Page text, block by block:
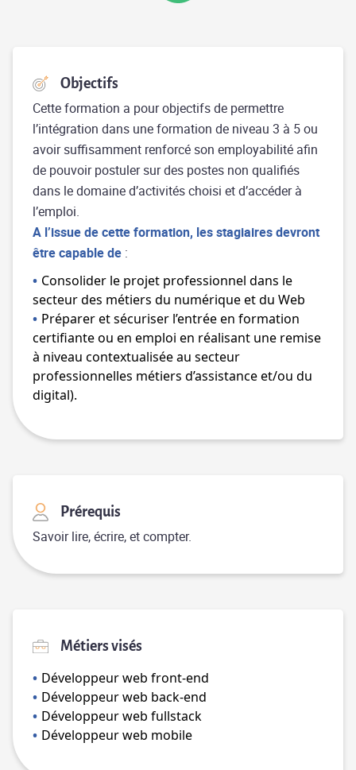
Objectifs
Cette formation a pour objectifs de permettre
l’intégration dans une formation de niveau 3 à 5 ou
avoir suffisamment renforcé son employabilité afin
de pouvoir postuler sur des postes non qualifiés
dans le domaine d’activités choisi et d’accéder à
l’emploi.
A l’issue de cette formation, les stagiaires devront
être capable de :
Consolider le projet professionnel dans le
secteur des métiers du numérique et du Web
Préparer et sécuriser l’entrée en formation
certifiante ou en emploi en réalisant une remise
à niveau contextualisée au secteur
professionnelles métiers d’assistance et/ou du
digital).
Prérequis
Savoir lire, écrire, et compter.
Métiers visés
Développeur web front-end
Développeur web back-end
Développeur web fullstack
Développeur web mobile